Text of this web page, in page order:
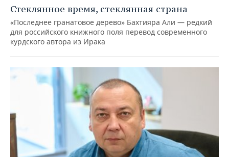
Стеклянное время, стеклянная страна
«Последнее гранатовое дерево» Бахтияра Али — редкий
для российского книжного поля перевод современного
курдского автора из Ирака